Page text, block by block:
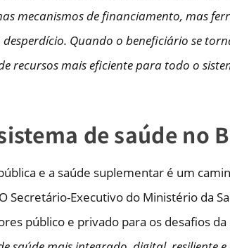
mecanismos de financiamento, mas
Quando o beneficiário se
recursos mais eficiente para todo o
de saúde no
e a saúde suplementar é um
O Secretário-Executivo do Ministério da
público e privado para os desafios